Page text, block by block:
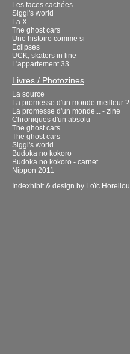
Les faces cachées
Siggi's world
La X
The ghost cars
Une histoire comme si
Eclipses
UCK, skaters in line
L'appartement 33
Livres / Photozines
La source
La promesse d'un monde meilleur ?
La promesse d'un monde... - zine
Chroniques d'un absolu
The ghost cars
The ghost cars
Siggi's world
Budoka no kokoro
Budoka no kokoro - carnet
Nippon 2011
Indexhibit& design by Loïc Horellou